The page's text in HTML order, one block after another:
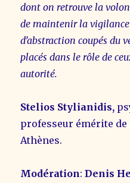
dont on retrouve la
de maintenir la vigilance
d’abstraction coupés du
placés dans le rôle de
autorité.
Stelios Stylianidis,
professeur émérite
Athènes.
Modération:Denis